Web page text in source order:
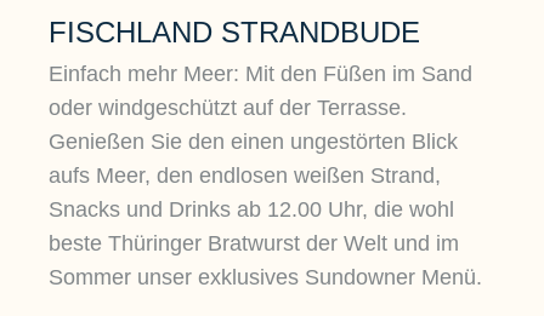
FISCHLAND STRANDBUDE
Einfach mehr Meer: Mit den Füßen im Sand
oder windgeschützt auf der Terrasse.
Genießen Sie den einen ungestörten Blick
aufs Meer, den endlosen weißen Strand,
Snacks und Drinks ab 12.00 Uhr, die wohl
beste Thüringer Bratwurst der Welt und im
Sommer unser exklusives Sundowner Menü.